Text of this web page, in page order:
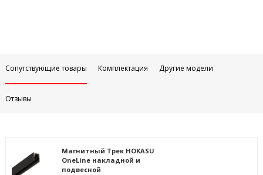
Сопутствующие товары Комплектация Другие модели
Отзывы
Магнитный Трек HOKASU
OneLine накладной и
подвесной